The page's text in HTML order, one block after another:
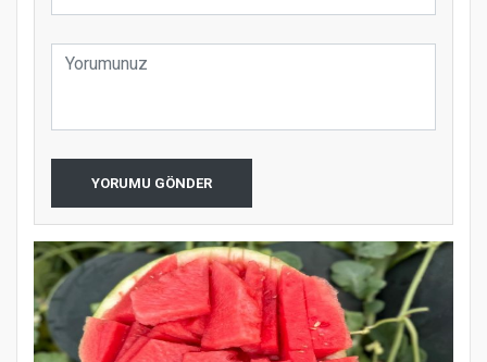
YORUMU GÖNDER